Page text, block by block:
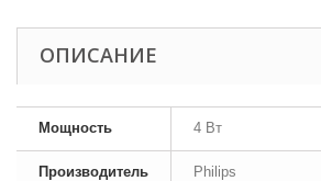
ОПИСАНИЕ
Мощность 4 Вт
Производитель Philips